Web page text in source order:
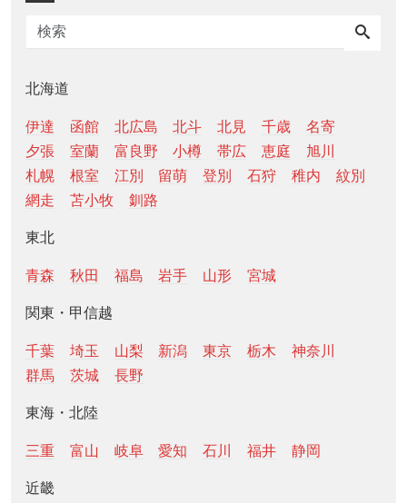
北海道
伊達 函館 北広島 北斗 北見 千歳
名寄
夕張
室蘭 富良野 小樽 帯広 恵庭
旭川
札幌
根室 江別 留萌 登別 石狩 稚内
紋別
網走
苫小牧 釧路
東北
青森 秋田 福島 岩手 山形 宮城
関東・甲信越
千葉 埼玉 山梨 新潟 東京 栃木
神奈川
群馬
茨城 長野
東海・北陸
三重 富山 岐阜 愛知 石川 福井 静岡
近畿